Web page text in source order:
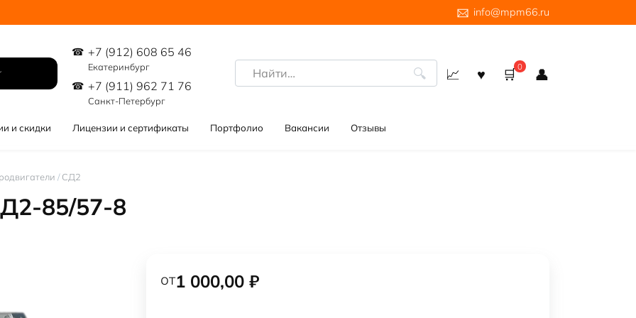
info@mpm66.ru
+7 (912) 608 65 46
Екатеринбург
+7 (911) 962 71 76
Санкт-Петербург
Search
for:
0
и скидки Лицензии и сертификаты Портфолио Вакансии Отзывы
/СД2
85/57-8
от1 000,00 ₽